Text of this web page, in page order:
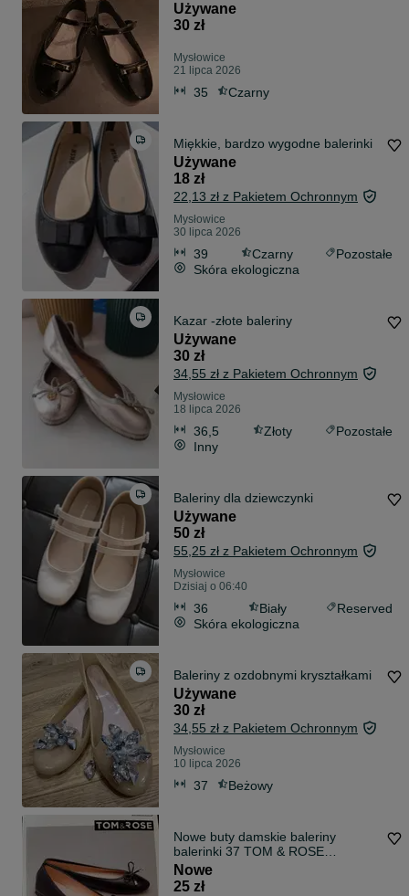
Używane
30 zł
Mysłowice
21 lipca 2026
35 Czarny
Miękkie, bardzo wygodne balerinki
Używane
18 zł
22,13 zł z Pakietem Ochronnym
Mysłowice
30 lipca 2026
39 Czarny
Pozostałe
Skóra ekologiczna
Kazar -złote baleriny
Używane
30 zł
34,55 zł z Pakietem Ochronnym
Mysłowice
18 lipca 2026
36,5 Złoty
Pozostałe
Inny
Baleriny dla dziewczynki
Używane
50 zł
55,25 zł z Pakietem Ochronnym
Mysłowice
Dzisiaj o 06:40
36 Biały
Reserved
Skóra ekologiczna
Baleriny z ozdobnymi kryształkami
Używane
30 zł
34,55 zł z Pakietem Ochronnym
Mysłowice
10 lipca 2026
37 Beżowy
Nowe buty damskie baleriny
balerinki 37 TOM & ROSE
skórzane wkładki
Nowe
25 zł